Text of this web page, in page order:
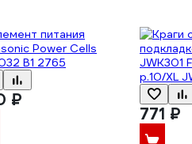
₽
771 ₽